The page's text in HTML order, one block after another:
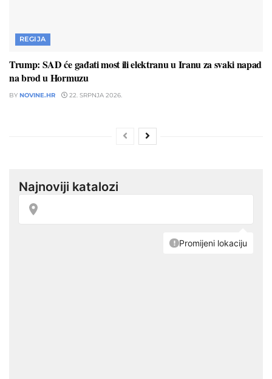
REGIJA
Trump: SAD će gađati most ili elektranu u Iranu za svaki napad
na brod u Hormuzu
BY NOVINE.HR 22. SRPNJA 2026.